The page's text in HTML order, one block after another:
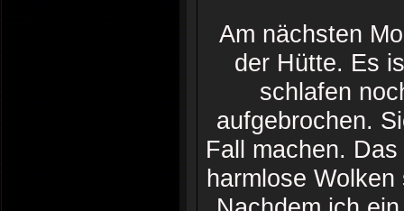
Am nächsten
der Hütte. Es
schlafen
aufgebrochen.
Fall machen.
harmlose